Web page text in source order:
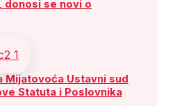
se novi o
Mijatovoća Ustavni sud
Statuta i Poslovnika